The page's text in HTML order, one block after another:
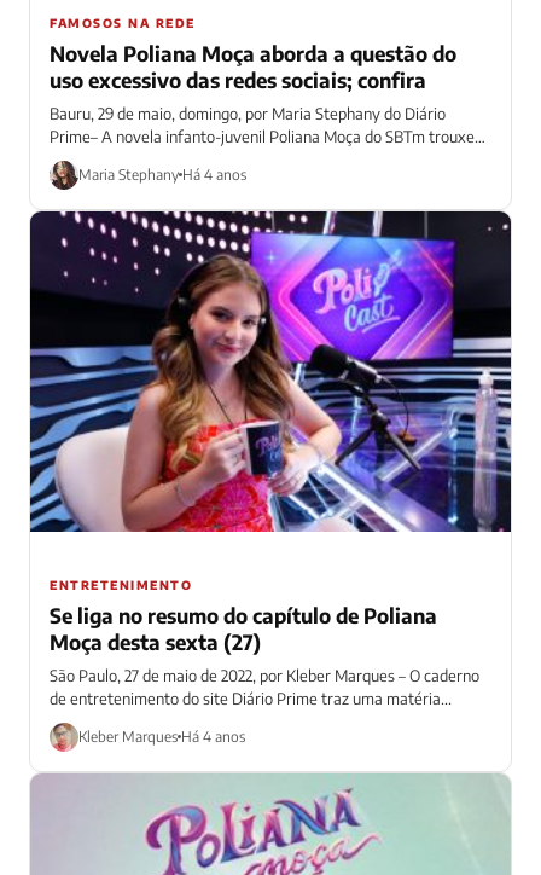
FAMOSOS NA REDE
Novela Poliana Moça aborda a questão do
uso excessivo das redes sociais; confira
Bauru, 29 de maio, domingo, por Maria Stephany do Diário
Prime– A novela infanto-juvenil Poliana Moça do SBTm trouxe
um tema bastante...
Maria Stephany Há 4 anos
ENTRETENIMENTO
Se liga no resumo do capítulo de Poliana
Moça desta sexta (27)
São Paulo, 27 de maio de 2022, por Kleber Marques – O caderno
de entretenimento do site Diário Prime traz uma matéria...
Kleber Marques Há 4 anos